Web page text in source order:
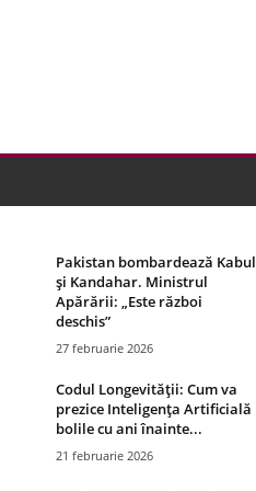
Pakistan bombardează Kabul
și Kandahar. Ministrul
Apărării: „Este război
deschis”
27 februarie 2026
Codul Longevității: Cum va
prezice Inteligența Artificială
bolile cu ani înainte...
21 februarie 2026